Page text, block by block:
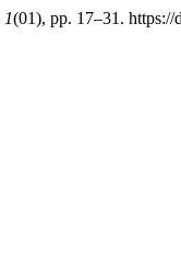
1(01), pp. 17–31. https://